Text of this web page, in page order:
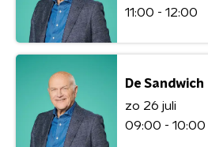
11:00 - 12:00
De Sandwich
zo 26 juli
09:00 - 10:00